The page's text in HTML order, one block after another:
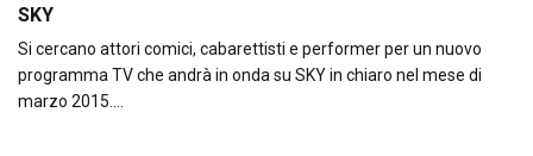
SKY
Si cercano attori comici, cabarettisti e performer per un nuovo
programma TV che andrà in onda su SKY in chiaro nel mese di
marzo 2015….